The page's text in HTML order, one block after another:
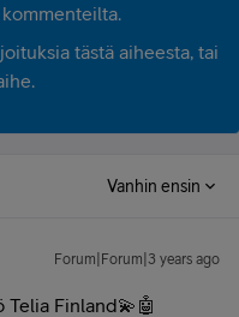
tästä aiheesta, tai
Vanhin ensin
Forum|Forum|3 years ago
Telia Finland💫🤖